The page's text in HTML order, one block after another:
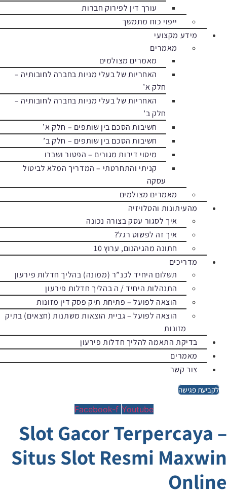
עורך דין לפירוק חברות
ייפוי כוח מתמשך
מידע מקצועי
מאמרים
מאמרים מצולמים
האחריות של בעלי מניות בחברה לחובותיה –
חלק א’
האחריות של בעלי מניות בחברה לחובותיה –
חלק ב’
חשיבות הסכם בין שותפים – חלק א’
חשיבות הסכם בין שותפים – חלק ב’
מיסוי דירות מגורים – הפטור ושברו
קניתי והתחרטתי – המדריך המלא לביטול
עסקה
מאמרים מצולמים
מהעיתונות והטלויזיה
איך לסגור עסק בצורה נכונה
איך זה לפשוט רגל?
חתונה מהגיהנום, ערוץ 10
מדריכים
תשלום היחיד לכנ”ר (ממונה) בהליך חדלות פירעון
התנהלות היחיד / ה בהליך חדלות פירעון
הוצאה לפועל – פתיחת תיק פסק דין מזונות
הוצאה לפועל – גביית הוצאות משתנות (חצאים) בתיק
מזונות
בדיקת התאמה להליך חדלות פירעון
מאמרים
צור קשר
לקביעת פגישה
Facebook-f Youtube
Slot Gacor Terpercaya –
Situs Slot Resmi Maxwin
Online